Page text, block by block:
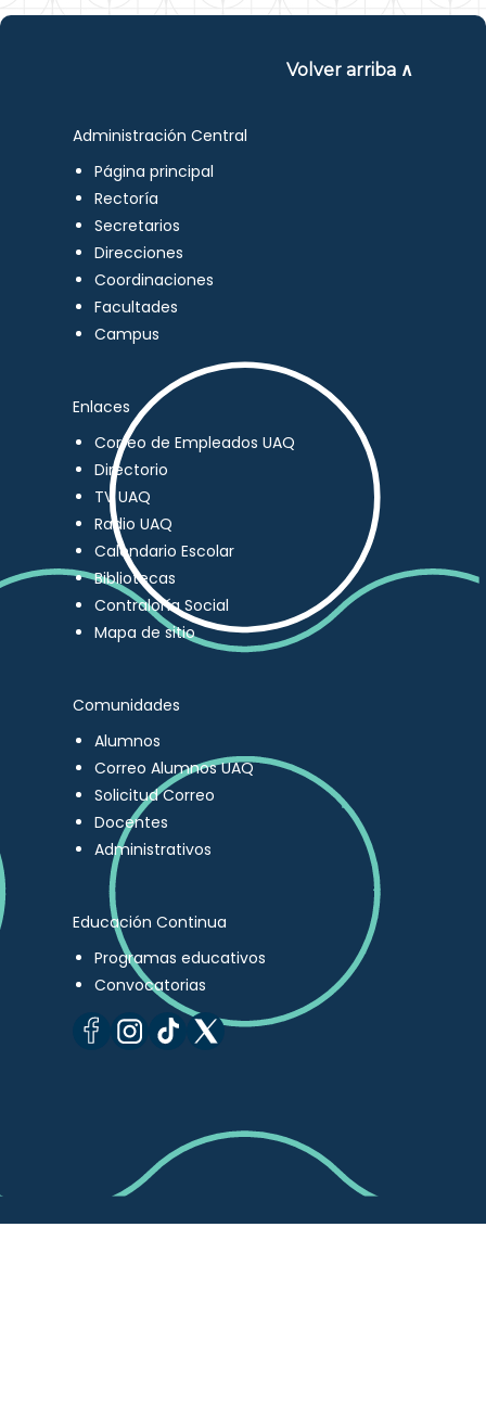
Volver arriba ∧
Administración Central
Página principal
Rectoría
Secretarios
Direcciones
Coordinaciones
Facultades
Campus
Enlaces
Correo de Empleados UAQ
Directorio
TV UAQ
Radio UAQ
Calendario Escolar
Bibliotecas
Contraloría Social
Mapa de sitio
Comunidades
Alumnos
Correo Alumnos UAQ
Solicitud Correo
Docentes
Administrativos
Educación Continua
Programas educativos
Convocatorias